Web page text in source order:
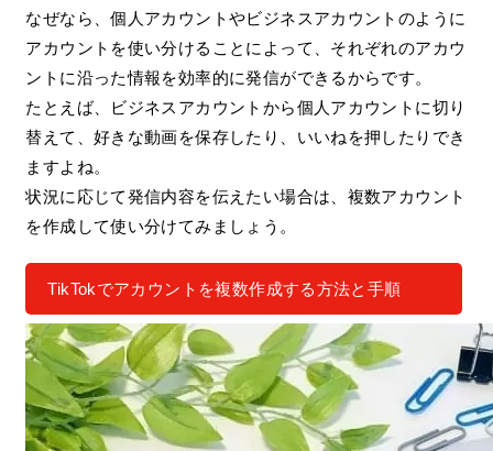
なぜなら、個人アカウントやビジネスアカウントのように
アカウントを使い分けることによって、それぞれのアカウ
ントに沿った情報を効率的に発信ができるからです。
たとえば、ビジネスアカウントから個人アカウントに切り
替えて、好きな動画を保存したり、いいねを押したりでき
ますよね。
状況に応じて発信内容を伝えたい場合は、複数アカウント
を作成して使い分けてみましょう。
TikTokでアカウントを複数作成する方法と手順